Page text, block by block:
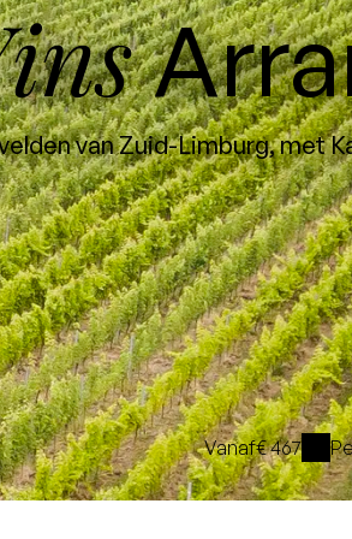
van Zuid-Limburg, met
Vanaf€ 467
i